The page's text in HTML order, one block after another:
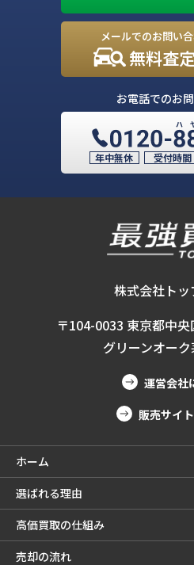
メールでのお問い
無料査
お電話でのお
年中無休 受付時間
株式会社トッ
〒104-0033 東京都中
グリーンオー
運営会社
販売サイ
ホーム
選ばれる理由
高価買取の仕組み
売却の流れ